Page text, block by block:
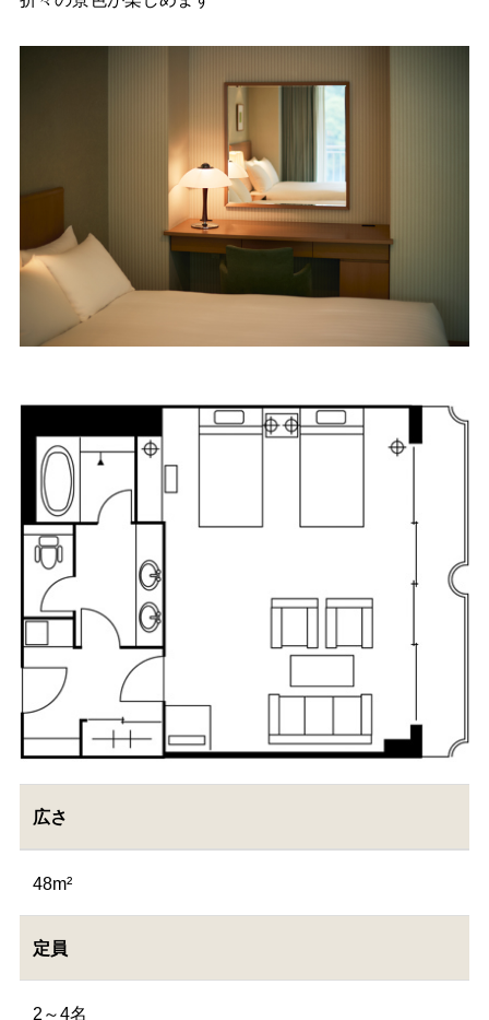
広さ
48m²
定員
2～4名